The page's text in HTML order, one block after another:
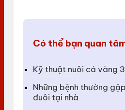
Có thể bạn quan
Kỹ thuật nuôi cá vàng
Những bệnh thường
đuôi tại nhà